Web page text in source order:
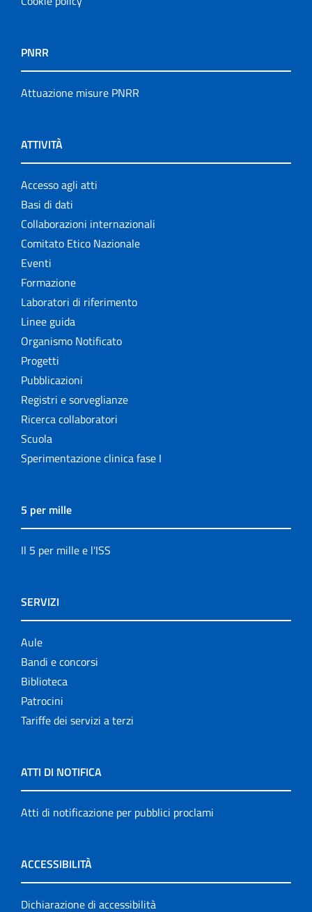
PNRR
Attuazione misure PNRR
ATTIVITÀ
Accesso agli atti
Basi di dati
Collaborazioni internazionali
Comitato Etico Nazionale
Eventi
Formazione
Laboratori di riferimento
Linee guida
Organismo Notificato
Progetti
Pubblicazioni
Registri e sorveglianze
Ricerca collaboratori
Scuola
Sperimentazione clinica fase I
5 per mille
Il 5 per mille e l'ISS
SERVIZI
Aule
Bandi e concorsi
Biblioteca
Patrocini
Tariffe dei servizi a terzi
ATTI DI NOTIFICA
Atti di notificazione per pubblici proclami
ACCESSIBILITÀ
Dichiarazione di accessibilità